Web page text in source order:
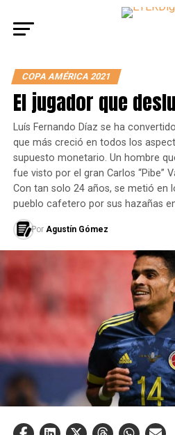
COPA AMÉRICA 2021
El jugador que
Luís Fernando Díaz se ha
que más creció en todos los
supuesto monetario. Un hombre
fue visto por el gran Carlos “Pibe”
Con tan solo 24 años, se metió en
pueblo cafetero por sus hazañas
Por Agustín Gómez